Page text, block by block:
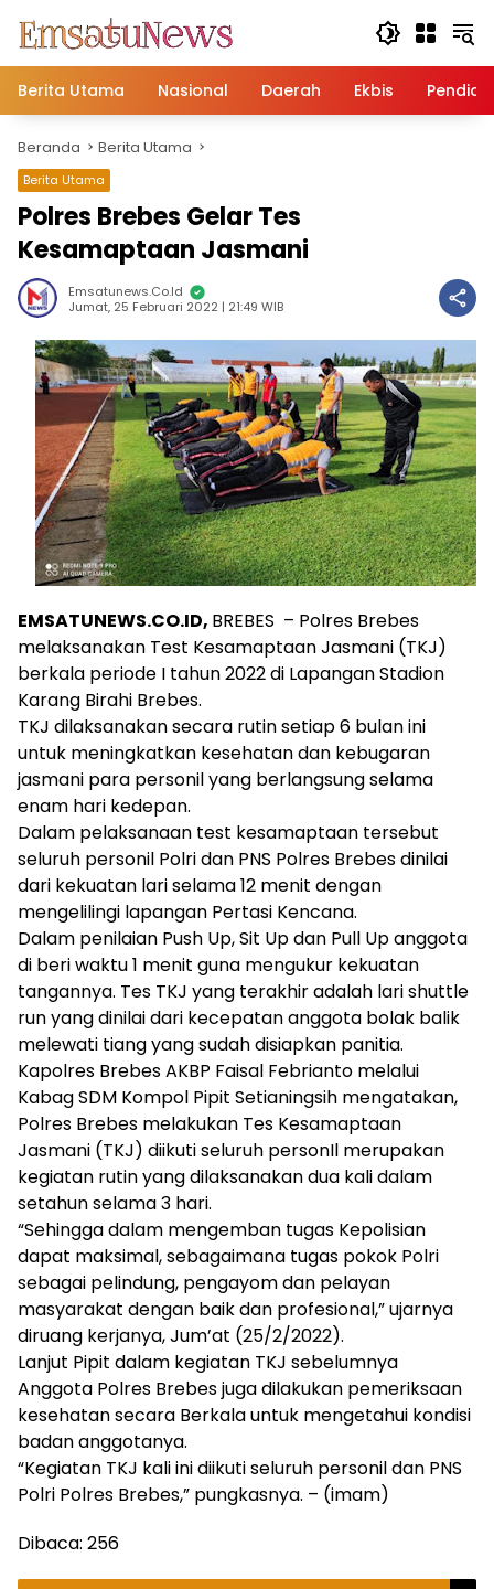
konten
Berita Utama
Nasional Daerah Ekbis
Beranda Berita Utama
Berita Utama
Polres Brebes Gelar Tes
Kesamaptaan Jasmani
Emsatunews.co.id
Jumat, 25 Februari 2022 | 21:49 WIB
EMSATUNEWS.CO.ID, BREBES – Polres Brebes
melaksanakan Test Kesamaptaan Jasmani (TKJ)
berkala periode I tahun 2022 di Lapangan Stadion
Karang Birahi Brebes.
TKJ dilaksanakan secara rutin setiap 6 bulan ini
untuk meningkatkan kesehatan dan kebugaran
jasmani para personil yang berlangsung selama
enam hari kedepan.
Dalam pelaksanaan test kesamaptaan tersebut
seluruh personil Polri dan PNS Polres Brebes dinilai
dari kekuatan lari selama 12 menit dengan
mengelilingi lapangan Pertasi Kencana.
Dalam penilaian Push Up, Sit Up dan Pull Up anggota
di beri waktu 1 menit guna mengukur kekuatan
tangannya. Tes TKJ yang terakhir adalah lari shuttle
run yang dinilai dari kecepatan anggota bolak balik
melewati tiang yang sudah disiapkan panitia.
Kapolres Brebes AKBP Faisal Febrianto melalui
Kabag SDM Kompol Pipit Setianingsih mengatakan,
Polres Brebes melakukan Tes Kesamaptaan
Jasmani (TKJ) diikuti seluruh personIl merupakan
kegiatan rutin yang dilaksanakan dua kali dalam
setahun selama 3 hari.
“Sehingga dalam mengemban tugas Kepolisian
dapat maksimal, sebagaimana tugas pokok Polri
sebagai pelindung, pengayom dan pelayan
masyarakat dengan baik dan profesional,” ujarnya
diruang kerjanya, Jum’at (25/2/2022).
Lanjut Pipit dalam kegiatan TKJ sebelumnya
Anggota Polres Brebes juga dilakukan pemeriksaan
kesehatan secara Berkala untuk mengetahui kondisi
badan anggotanya.
“Kegiatan TKJ kali ini diikuti seluruh personil dan PNS
Polri Polres Brebes,” pungkasnya. – (imam)
Dibaca: 256